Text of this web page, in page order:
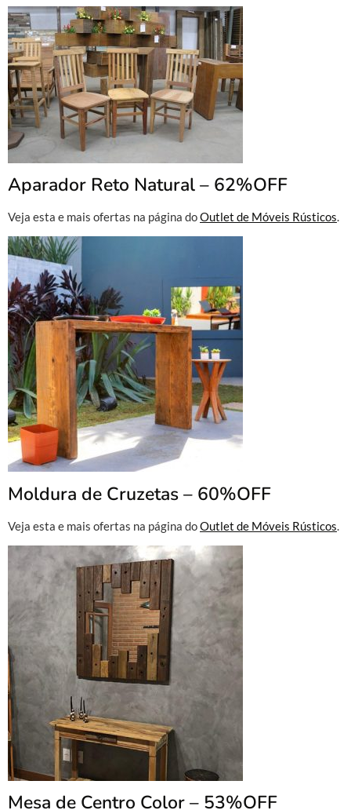
Aparador Reto Natural – 62%OFF
Veja esta e mais ofertas na página doOutlet de Móveis Rústicos.
Moldura de Cruzetas – 60%OFF
Veja esta e mais ofertas na página doOutlet de Móveis Rústicos.
Mesa de Centro Color – 53%OFF